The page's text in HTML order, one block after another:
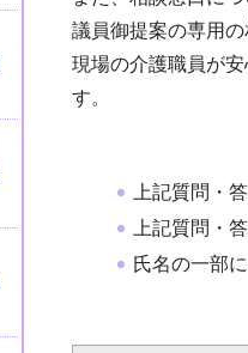
議員御提案の専用
現場の介護職員が
す。
上記質問・
上記質問・
氏名の一部